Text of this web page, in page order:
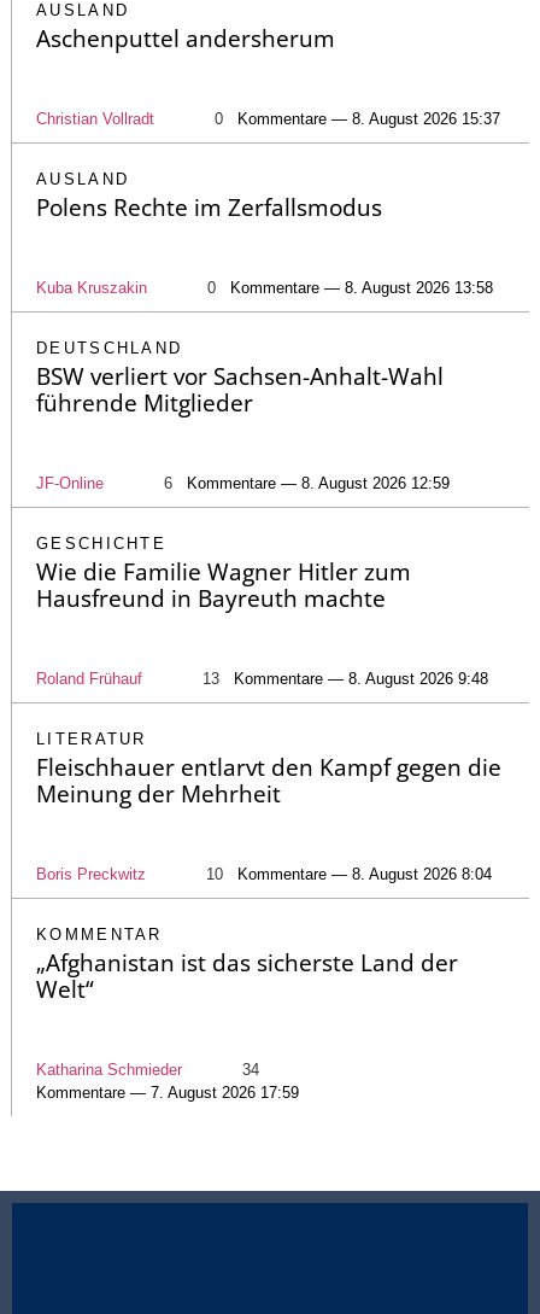
AUSLAND
Aschenputtel andersherum
Christian Vollradt 0 Kommentare — 8. August 2026 15:37
AUSLAND
Polens Rechte im Zerfallsmodus
Kuba Kruszakin 0 Kommentare — 8. August 2026 13:58
DEUTSCHLAND
BSW verliert vor Sachsen-Anhalt-Wahl
führende Mitglieder
JF-Online 6 Kommentare — 8. August 2026 12:59
GESCHICHTE
Wie die Familie Wagner Hitler zum
Hausfreund in Bayreuth machte
Roland Frühauf 13 Kommentare — 8. August 2026 9:48
LITERATUR
Fleischhauer entlarvt den Kampf gegen die
Meinung der Mehrheit
Boris Preckwitz 10 Kommentare — 8. August 2026 8:04
KOMMENTAR
„Afghanistan ist das sicherste Land der
Welt“
Katharina Schmieder
34
Kommentare — 7. August 2026 17:59